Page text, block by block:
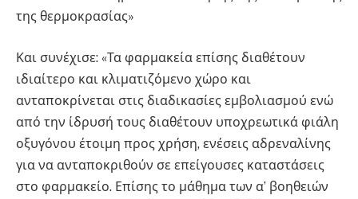
της θερμοκρασίας»
Και συνέχισε: «Τα φαρμακεία επίσης διαθέτουν
ιδιαίτερο και κλιματιζόμενο χώρο και
ανταποκρίνεται στις διαδικασίες εμβολιασμού ενώ
από την ίδρυσή τους διαθέτουν υποχρεωτικά φιάλη
οξυγόνου έτοιμη προς χρήση, ενέσεις αδρεναλίνης
για να ανταποκριθούν σε επείγουσες καταστάσεις
στο φαρμακείο. Επίσης το μάθημα των α’ βοηθειών